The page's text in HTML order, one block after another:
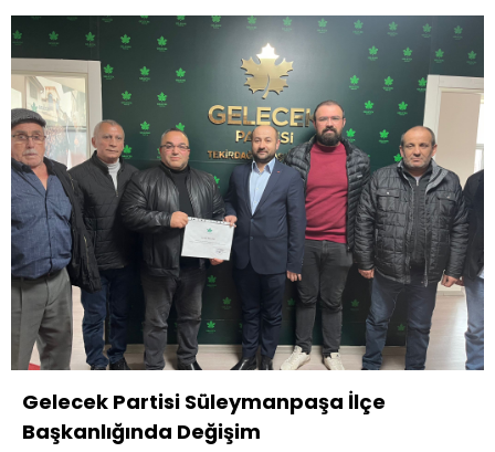
Gelecek Partisi Süleymanpaşa İlçe
Başkanlığında Değişim